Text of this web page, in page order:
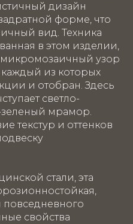
дизайн
форме, что
вид. Техника
в этом изделии,
узор
каждый из которых
и отобран. Здесь
светло-
мрамор.
текстур и оттенков
стали, эта
свойства